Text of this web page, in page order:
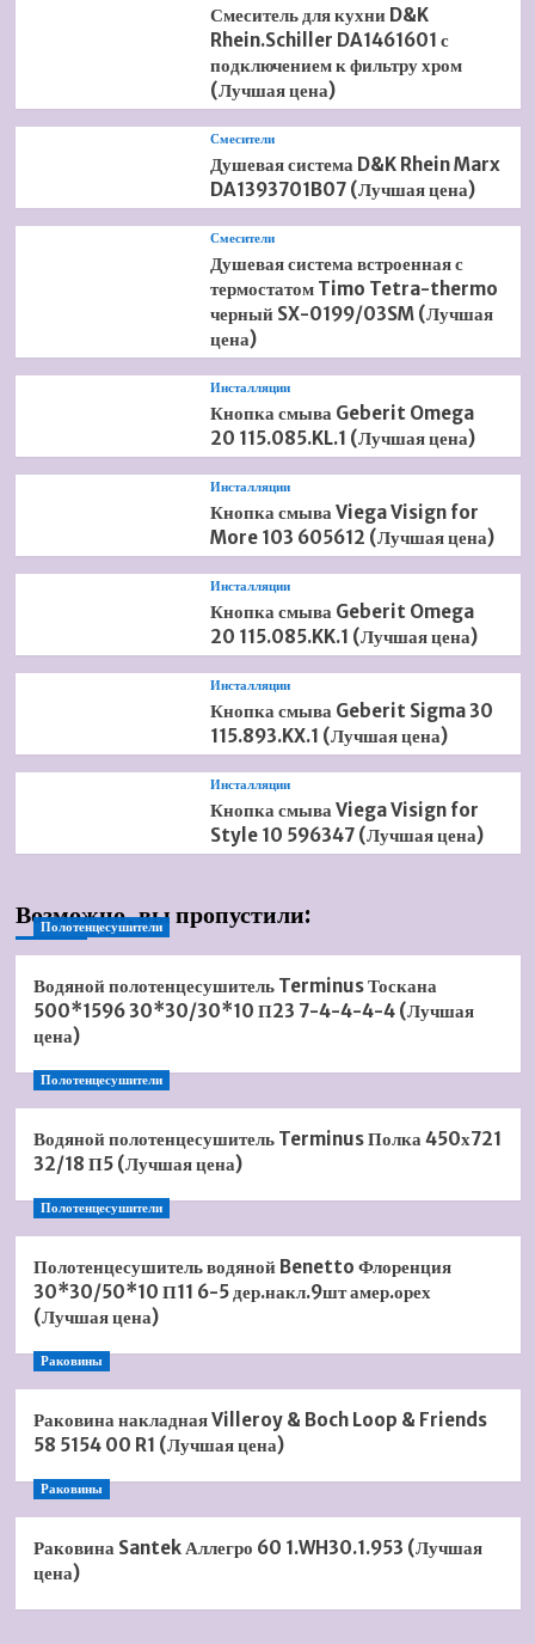
Смеситель для кухни D&K
Rhein.Schiller DA1461601 с
подключением к фильтру хром
(Лучшая цена)
Смесители
Душевая система D&K Rhein Marx
DA1393701B07 (Лучшая цена)
Смесители
Душевая система встроенная с
термостатом Timo Tetra-thermo
черный SX-0199/03SM (Лучшая
цена)
Инсталляции
Кнопка смыва Geberit Omega
20 115.085.KL.1 (Лучшая цена)
Инсталляции
Кнопка смыва Viega Visign for
More 103 605612 (Лучшая цена)
Инсталляции
Кнопка смыва Geberit Omega
20 115.085.KK.1 (Лучшая цена)
Инсталляции
Кнопка смыва Geberit Sigma 30
115.893.KX.1 (Лучшая цена)
Инсталляции
Кнопка смыва Viega Visign for
Style 10 596347 (Лучшая цена)
Возможно, вы пропустили:
Полотенцесушители
Водяной полотенцесушитель Terminus Тоскана
500*1596 30*30/30*10 П23 7-4-4-4-4 (Лучшая
цена)
Полотенцесушители
Водяной полотенцесушитель Terminus Полка 450х721
32/18 П5 (Лучшая цена)
Полотенцесушители
Полотенцесушитель водяной Benetto Флоренция
30*30/50*10 П11 6-5 дер.накл.9шт амер.орех
(Лучшая цена)
Раковины
Раковина накладная Villeroy & Boch Loop & Friends
58 5154 00 R1 (Лучшая цена)
Раковины
Раковина Santek Аллегро 60 1.WH30.1.953 (Лучшая
цена)